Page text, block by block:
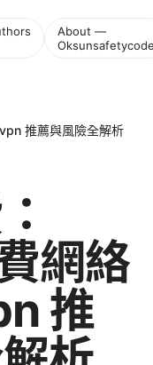
About —
推薦與風險全解析
網絡
推